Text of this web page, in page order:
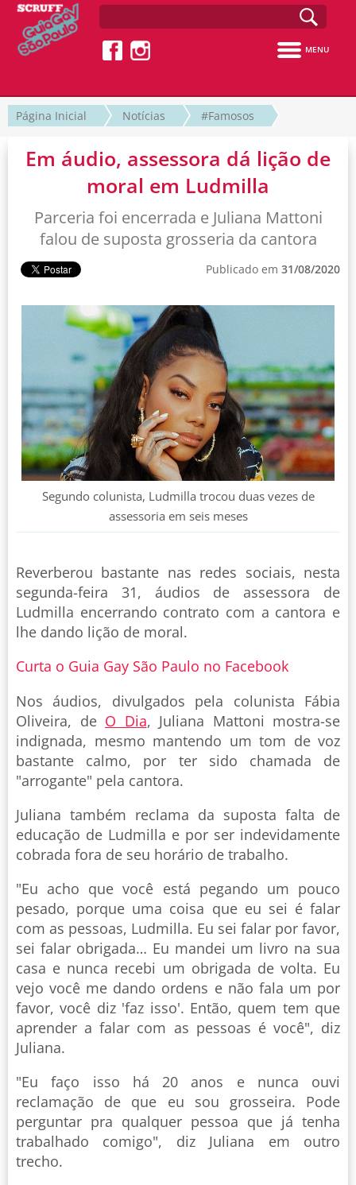
MENU
Página Inicial Notícias #Famosos
Em áudio, assessora dá lição de
moral em Ludmilla
Parceria foi encerrada e Juliana Mattoni
falou de suposta grosseria da cantora
Publicado em 31/08/2020
Segundo colunista, Ludmilla trocou duas vezes de
assessoria em seis meses
Reverberou bastante nas redes sociais, nesta
segunda-feira 31, áudios de assessora de
Ludmilla encerrando contrato com a cantora e
lhe dando lição de moral.
Curta o Guia Gay São Paulo no Facebook
Nos áudios, divulgados pela colunista Fábia
Oliveira, de O Dia, Juliana Mattoni mostra-se
indignada, mesmo mantendo um tom de voz
bastante calmo, por ter sido chamada de
"arrogante" pela cantora.
Juliana também reclama da suposta falta de
educação de Ludmilla e por ser indevidamente
cobrada fora de seu horário de trabalho.
"Eu acho que você está pegando um pouco
pesado, porque uma coisa que eu sei é falar
com as pessoas, Ludmilla. Eu sei falar por favor,
sei falar obrigada… Eu mandei um livro na sua
casa e nunca recebi um obrigada de volta. Eu
vejo você me dando ordens e não fala um por
favor, você diz 'faz isso'. Então, quem tem que
aprender a falar com as pessoas é você", diz
Juliana.
"Eu faço isso há 20 anos e nunca ouvi
reclamação de que eu sou grosseira. Pode
perguntar pra qualquer pessoa que já tenha
trabalhado comigo", diz Juliana em outro
trecho.